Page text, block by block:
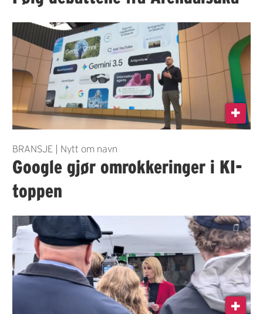
BRANSJE | Nytt om navn
Google gjør omrokkeringer i KI-
toppen